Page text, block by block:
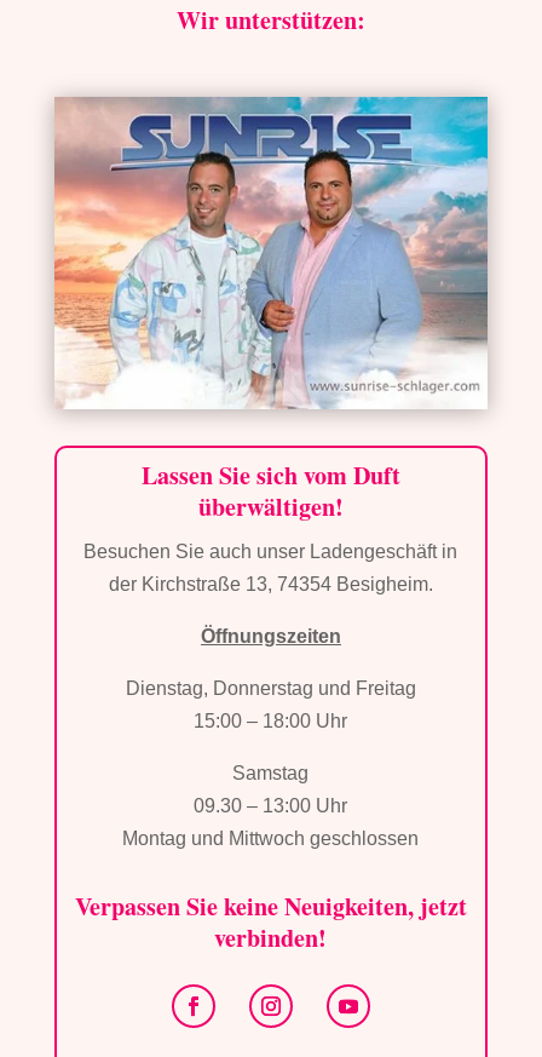
Wir unterstützen:
Lassen Sie sich vom Duft
überwältigen!
Besuchen Sie auch unser Ladengeschäft in
der Kirchstraße 13, 74354 Besigheim.
Öffnungszeiten
Dienstag, Donnerstag und Freitag
15:00 – 18:00 Uhr
Samstag
09.30 – 13:00 Uhr
Montag und Mittwoch geschlossen
Verpassen Sie keine Neuigkeiten, jetzt
verbinden!